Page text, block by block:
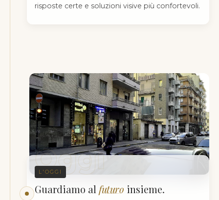
risposte certe e soluzioni visive più confortevoli.
Oggi
L'OGGI
Guardiamo al futuro insieme.